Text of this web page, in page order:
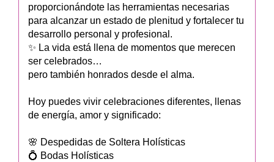
proporcionándote las herramientas necesarias
para alcanzar un estado de plenitud y fortalecer tu
desarrollo personal y profesional.
✨ La vida está llena de momentos que merecen
ser celebrados…
pero también honrados desde el alma.
Hoy puedes vivir celebraciones diferentes, llenas
de energía, amor y significado:
🌸 Despedidas de Soltera Holísticas
💍 Bodas Holísticas